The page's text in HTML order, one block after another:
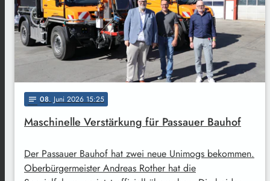
notes 08. Juni 2026 15:25
Maschinelle Verstärkung für Passauer Bauhof
Der Passauer Bauhof hat zwei neue Unimogs bekommen.
Oberbürgermeister Andreas Rother hat die